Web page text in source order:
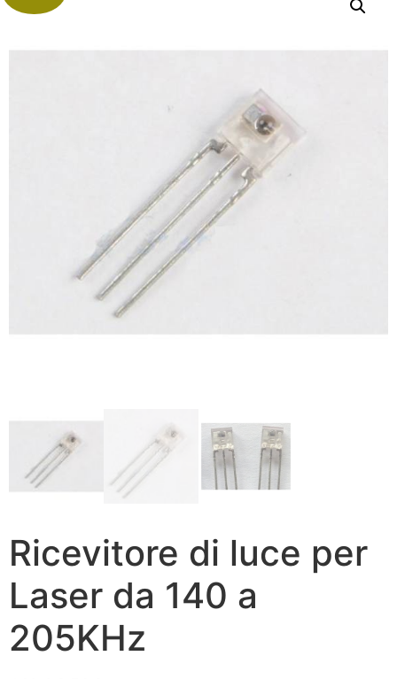
Ricevitore di luce per
Laser da 140 a
205KHz